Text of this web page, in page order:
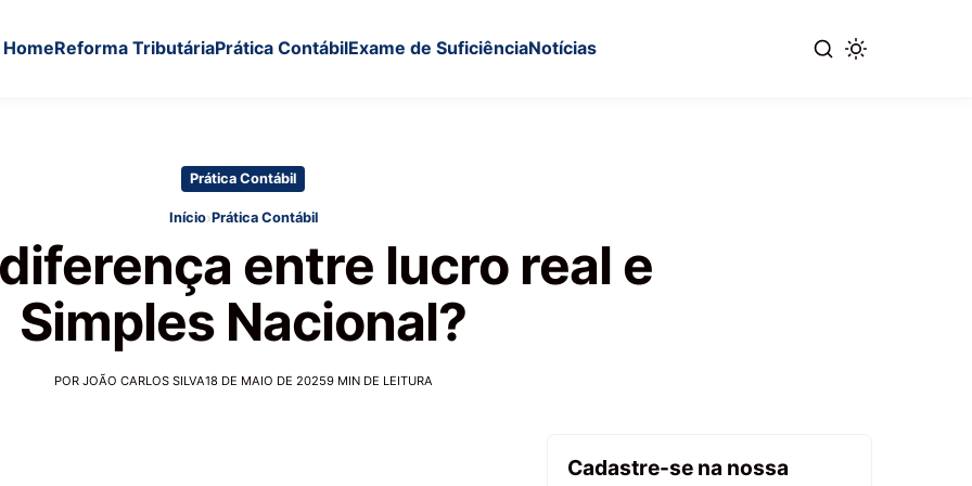
HomeReforma TributáriaPrática ContábilExame de SuficiênciaNotícias
Prática Contábil
Início›Prática Contábil
entre lucro real e
Simples Nacional?
POR JOÃO CARLOS SILVA18 DE MAIO DE 20259 MIN DE LEITURA
Cadastre-se na nossa